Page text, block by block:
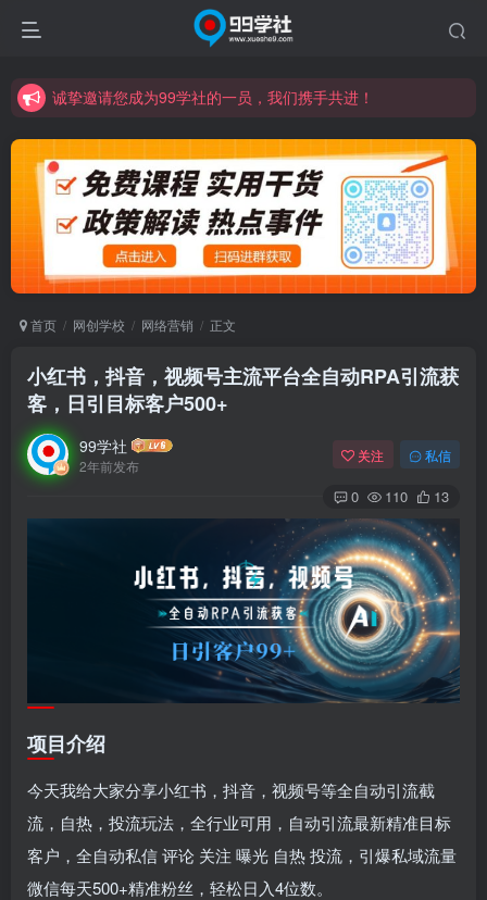
诚挚邀请您成为99学社的一员，我们携手共进！
诚挚邀请您成为99学社的一员，我们携手共进！
学习路上不孤独，99学社与你同行！分享全网优质VIP资源，炒股教程、创业教程、网络营销教程、自媒体短视频教程等，长期更新各大精品创业项目！
首页 网创学校 网络营销 正文
小红书，抖音，视频号主流平台全自动RPA引流获
客，日引目标客户500+
99学社
2年前发布
关注 私信
0 110 13
项目介绍
今天我给大家分享小红书，抖音，视频号等全自动引流截
流，自热，投流玩法，全行业可用，自动引流最新精准目标
客户，全自动私信 评论 关注 曝光 自热 投流，引爆私域流量
微信每天500+精准粉丝，轻松日入4位数。